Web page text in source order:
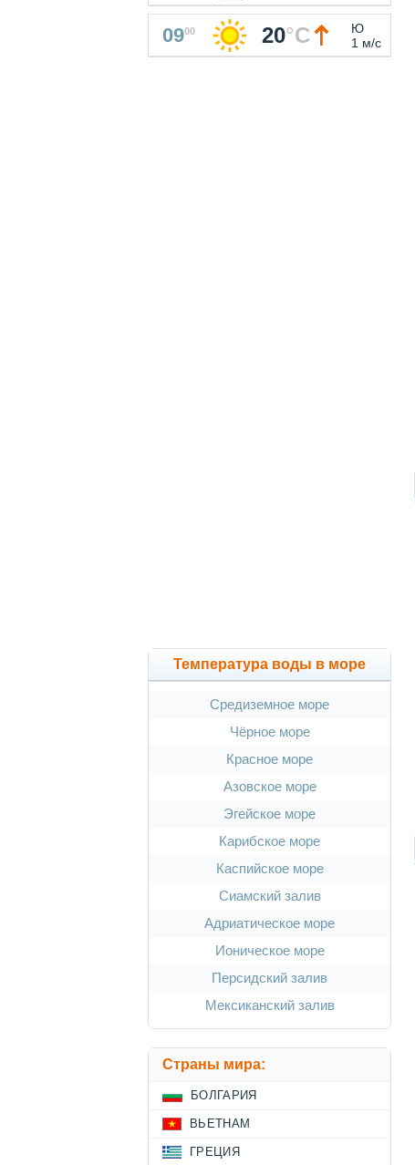
0900 20°C
Ю
1 м/с
Температура воды в море
Средиземное море
Чёрное море
Красное море
Азовское море
Эгейское море
Карибское море
Каспийское море
Сиамский залив
Адриатическое море
Ионическое море
Персидский залив
Мексиканский залив
Страны мира:
БОЛГАРИЯ
ВЬЕТНАМ
ГРЕЦИЯ